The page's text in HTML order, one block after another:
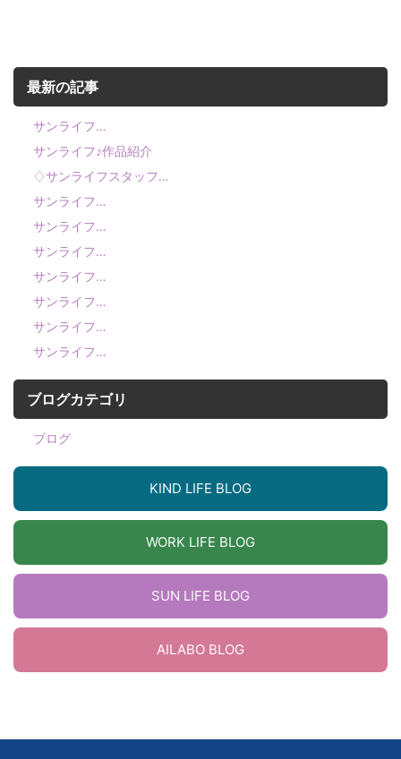
最新の記事
サンライフ…
サンライフ♪作品紹介
♢サンライフスタッフ…
サンライフ…
サンライフ…
サンライフ…
サンライフ…
サンライフ…
サンライフ…
サンライフ…
ブログカテゴリ
ブログ
KIND LIFE BLOG
WORK LIFE BLOG
SUN LIFE BLOG
AILABO BLOG